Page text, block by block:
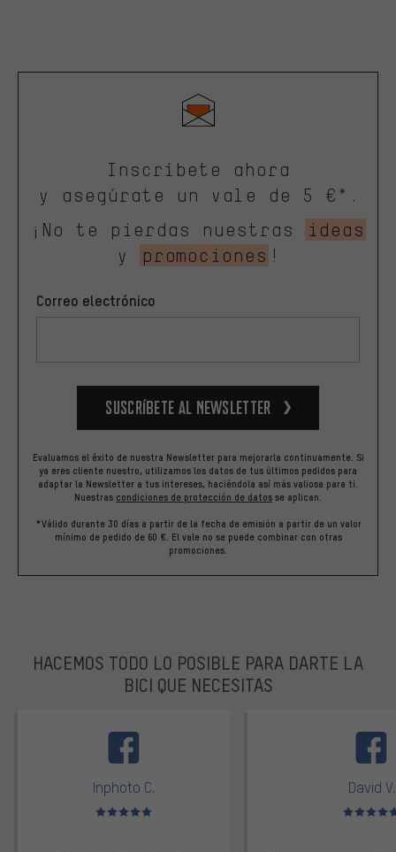
Inscríbete ahora
y asegúrate un vale de 5 €*.
¡No te pierdas nuestras
ideas
y
promociones !
Correo electrónico
Suscríbete al newsletter
Evaluamos el éxito de nuestra Newsletter para mejorarla continuamente. Si
ya eres cliente nuestro, utilizamos los datos de tus últimos pedidos para
adaptar la Newsletter a tus intereses, haciéndola así más valiosa para ti.
Nuestras condiciones de protección de datos se aplican.
*Válido durante 30 días a partir de la fecha de emisión a partir de un valor
mínimo de pedido de 60 €. El vale no se puede combinar con otras
promociones.
HACEMOS TODO LO POSIBLE PARA DARTE LA
BICI QUE NECESITAS
Inphoto C.
Valoración media: 5 de 5
David V.
Valoración